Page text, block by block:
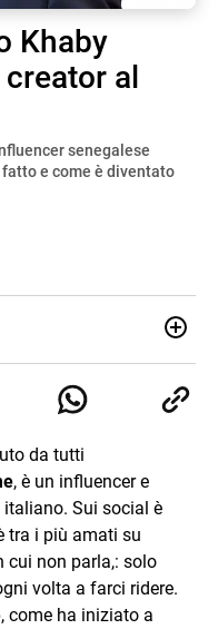
Khaby
al
senegalese
e come è diventato
e agenzie di
nella scrittura di articoli
da tutti
, è un influencer e
Sui social è
tra i più amati su
cui non parla,: solo
volta a farci ridere.
, come ha iniziato a